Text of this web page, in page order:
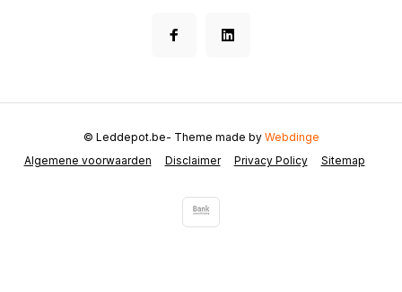
Algemene voorwaarden Disclaimer Privacy Policy Sitemap
© Leddepot.be- Theme made by Webdinge